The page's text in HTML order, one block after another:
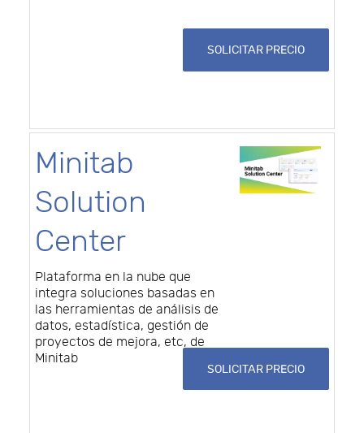
SOLICITAR PRECIO
Minitab
Solution
Center
Plataforma en la nube que
integra soluciones basadas en
las herramientas de análisis de
datos, estadística, gestión de
proyectos de mejora, etc, de
Minitab
SOLICITAR PRECIO